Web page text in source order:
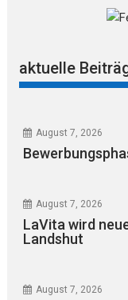
aktuelle
August 7, 2026
August 7, 2026
LaVita wird
Landshut
August 7, 2026